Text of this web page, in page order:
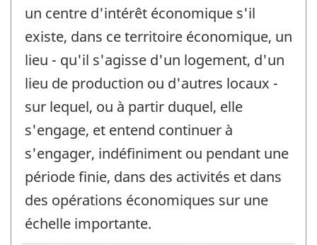
un centre d'intérêt économique s'il
existe, dans ce territoire économique, un
lieu - qu'il s'agisse d'un logement, d'un
lieu de production ou d'autres locaux -
sur lequel, ou à partir duquel, elle
s'engage, et entend continuer à
s'engager, indéfiniment ou pendant une
période finie, dans des activités et dans
des opérations économiques sur une
échelle importante.